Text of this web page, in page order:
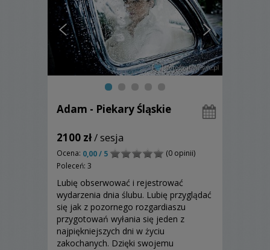
Adam - Piekary Śląskie
2100 zł/ sesja
Ocena: 0,00 / 5
(0 opinii)
Poleceń: 3
Lubię obserwować i rejestrować
wydarzenia dnia ślubu. Lubię przyglądać
się jak z pozornego rozgardiaszu
przygotowań wyłania się jeden z
najpiękniejszych dni w życiu
zakochanych. Dzięki swojemu